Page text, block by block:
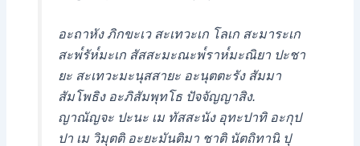
อะถาหัง ภิกขะเว สะเทวะเก โลเก สะมาระเก
สะพ๎รัห๎มะเก สัสสะมะณะพ๎ราห๎มะณิยา ปะชา
ยะ สะเทวะมะนุสสายะ อะนุตตะรัง สัมมา
สัมโพธิง อะภิสัมพุทโธ ปัจจัญญาสิง.
ญาณัญจะ ปะนะ เม ทัสสะนัง อุทะปาทิ อะกุป
ปา เม วิมุตติ อะยะมันติมา ชาติ นัตถิทานิ ปุ